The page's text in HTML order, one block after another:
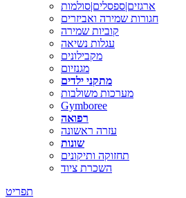
ארגזים|ספסלים|סולמות
חגורות שמירה ואביזרים
קוביות שמירה
עגלות נשיאה
מקבילונים
מגנזיום
מתקני ילדים
מערכות משולבות
Gymboree
רפואה
עזרה ראשונה
שונות
תחזוקה ותיקונים
השכרת ציוד
תפריט